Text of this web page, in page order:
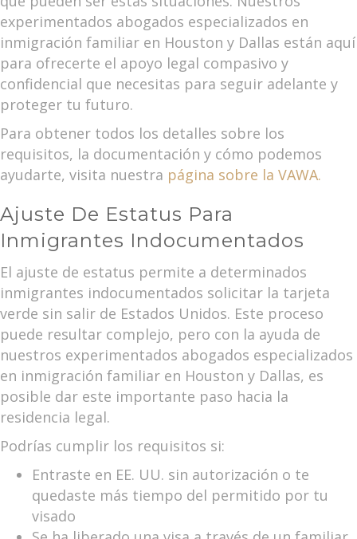
experimentados abogados especializados en
inmigración familiar en Houston y Dallas están aquí
para ofrecerte el apoyo legal compasivo y
confidencial que necesitas para seguir adelante y
proteger tu futuro.
Para obtener todos los detalles sobre los
requisitos, la documentación y cómo podemos
ayudarte, visita nuestra página sobre la VAWA.
Ajuste De Estatus Para
Inmigrantes Indocumentados
El ajuste de estatus permite a determinados
inmigrantes indocumentados solicitar la tarjeta
verde sin salir de Estados Unidos. Este proceso
puede resultar complejo, pero con la ayuda de
nuestros experimentados abogados especializados
en inmigración familiar en Houston y Dallas, es
posible dar este importante paso hacia la
residencia legal.
Podrías cumplir los requisitos si:
Entraste en EE. UU. sin autorización o te
quedaste más tiempo del permitido por tu
visado